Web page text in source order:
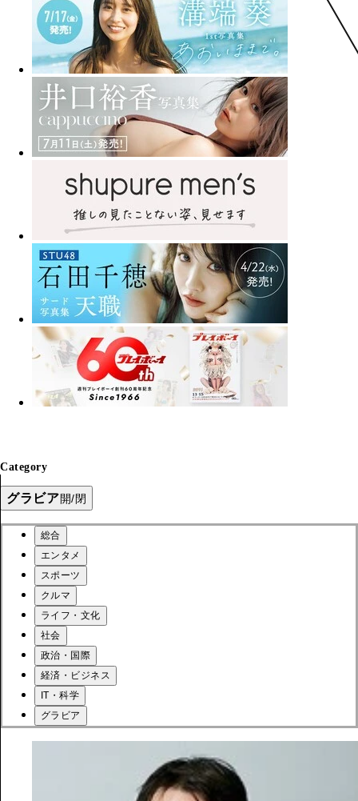
Category
グラビア開/閉
総合
エンタメ
スポーツ
クルマ
ライフ・文化
社会
政治・国際
経済・ビジネス
IT・科学
グラビア